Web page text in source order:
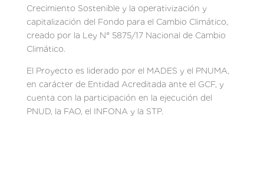
Crecimiento Sostenible y la operativización y
capitalización del Fondo para el Cambio Climático,
creado por la Ley N° 5875/17 Nacional de Cambio
Climático.
El Proyecto es liderado por el MADES y el PNUMA,
en carácter de Entidad Acreditada ante el GCF, y
cuenta con la participación en la ejecución del
PNUD, la FAO, el INFONA y la STP.